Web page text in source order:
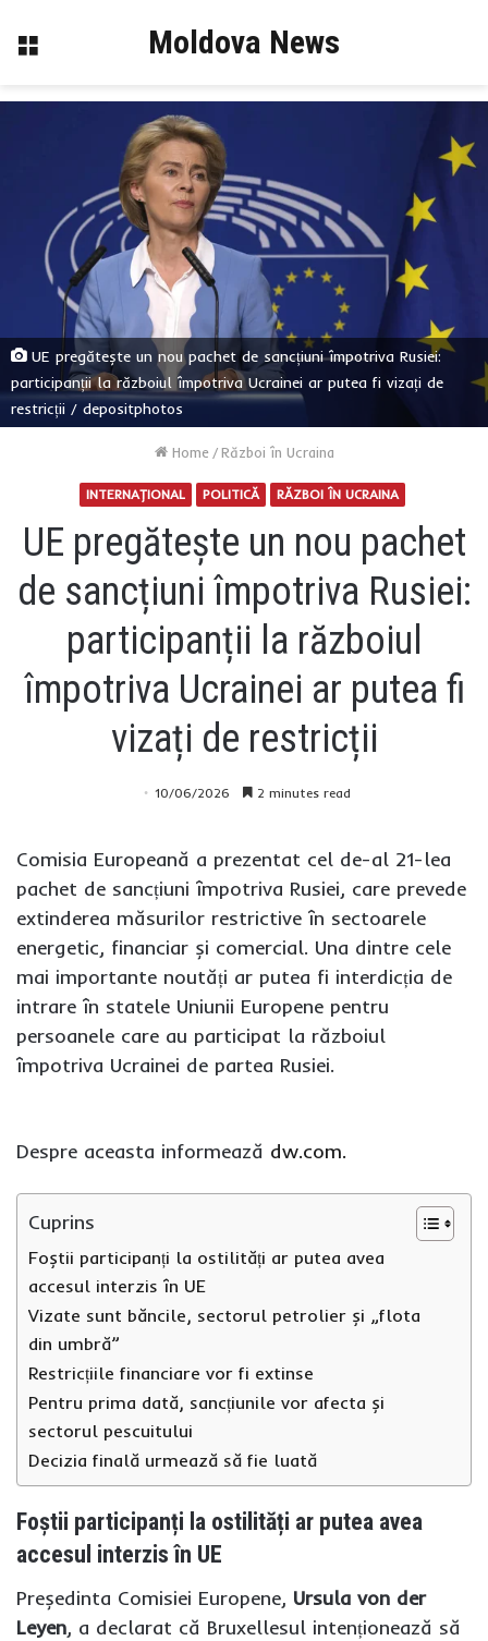
Menu Moldova News
UE pregătește un nou pachet de sancțiuni împotriva Rusiei:
participanții la războiul împotriva Ucrainei ar putea fi vizați de
restricții / depositphotos
Home / Război în Ucraina
INTERNAŢIONAL POLITICĂ RĂZBOI ÎN UCRAINA
UE pregătește un nou pachet
de sancțiuni împotriva Rusiei:
participanții la războiul
împotriva Ucrainei ar putea fi
vizați de restricții
10/06/2026 2 minutes read
Comisia Europeană a prezentat cel de-al 21-lea
pachet de sancțiuni împotriva Rusiei, care prevede
extinderea măsurilor restrictive în sectoarele
energetic, financiar și comercial. Una dintre cele
mai importante noutăți ar putea fi interdicția de
intrare în statele Uniunii Europene pentru
persoanele care au participat la războiul
împotriva Ucrainei de partea Rusiei.
Despre aceasta informează dw.com.
Cuprins
Foștii participanți la ostilități ar putea avea
accesul interzis în UE
Vizate sunt băncile, sectorul petrolier și „flota
din umbră”
Restricțiile financiare vor fi extinse
Pentru prima dată, sancțiunile vor afecta și
sectorul pescuitului
Decizia finală urmează să fie luată
Foștii participanți la ostilități ar putea avea
accesul interzis în UE
Președinta Comisiei Europene, Ursula von der
Leyen, a declarat că Bruxellesul intenționează să